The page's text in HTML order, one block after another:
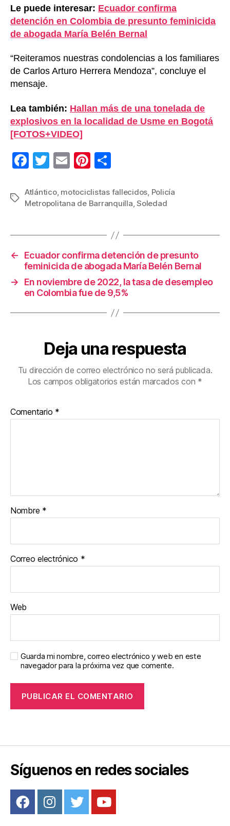
Le puede interesar: Ecuador confirma
detención en Colombia de presunto feminicida
de abogada María Belén Bernal
“Reiteramos nuestras condolencias a los familiares
de Carlos Arturo Herrera Mendoza”, concluye el
mensaje.
Lea también: Hallan más de una tonelada de
explosivos en la localidad de Usme en Bogotá
[FOTOS+VIDEO]
F
c
e
o
k
T
tt
er
E
ail
Pi
er
e
m
p
ar
tir
Etiquetas
Atlántico, motociclistas fallecidos, Policía
Metropolitana de Barranquilla,Soledad
←
Ecuador confirma detención de presunto
feminicida de abogada María Belén Bernal
→
En noviembre de 2022, la tasa de desempleo
en Colombia fue de 9,5%
Deja una respuesta
Tu dirección de correo electrónico no será publicada.
Los campos obligatorios están marcados con *
Comentario *
Nombre *
Correo electrónico *
Web
Guarda mi nombre, correo electrónico y web en este
navegador para la próxima vez que comente.
Síguenos en redes sociales